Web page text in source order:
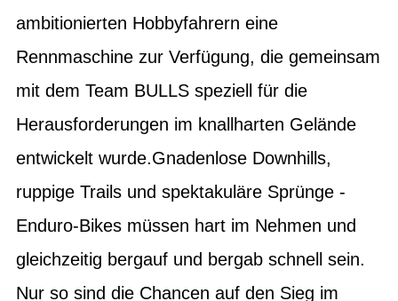
ambitionierten Hobbyfahrern eine
Rennmaschine zur Verfügung, die gemeinsam
mit dem Team BULLS speziell für die
Herausforderungen im knallharten Gelände
entwickelt wurde.Gnadenlose Downhills,
ruppige Trails und spektakuläre Sprünge -
Enduro-Bikes müssen hart im Nehmen und
gleichzeitig bergauf und bergab schnell sein.
Nur so sind die Chancen auf den Sieg im